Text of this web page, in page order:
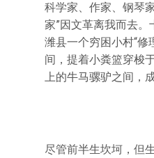
科学家、作家、钢琴
家”因文革离我而去
潍县一个穷困小村“修
间，提着小粪篮穿梭
上的牛马骡驴之间，
尽管前半生坎坷，但